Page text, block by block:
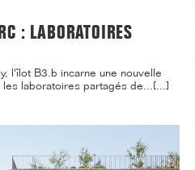
: LABORATOIRES
l'îlot B3.b incarne une nouvelle
laboratoires partagés de...[...]